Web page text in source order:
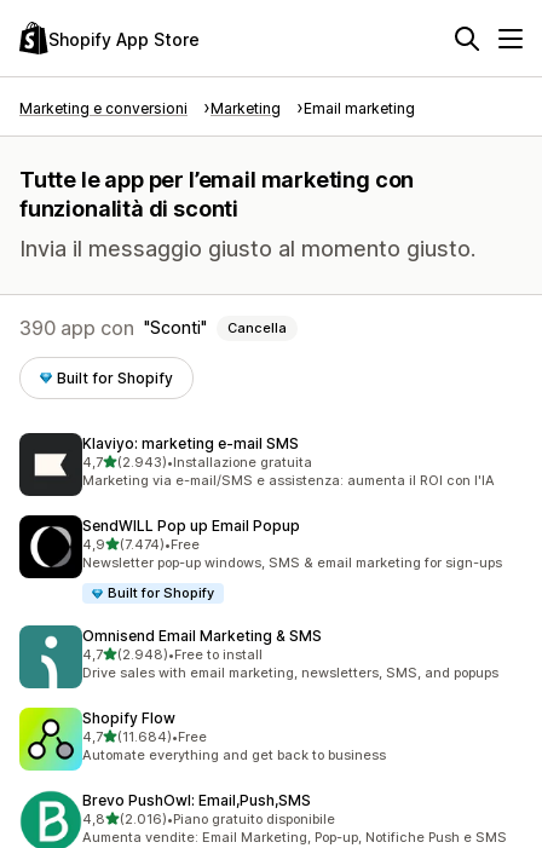
Shopify App Store
Marketing e conversioni Marketing Email marketing
Tutte le app per l’email marketing con
funzionalità di sconti
Invia il messaggio giusto al momento giusto.
390 app con Sconti Cancella
Built for Shopify
Klaviyo: marketing e‑mail SMS
4,7stelle su 5
(2.943)
2943 recensioni totali
•Installazione gratuita
Marketing via e-mail/SMS e assistenza: aumenta il ROI con l'IA
SendWILL Pop up Email Popup
4,9stelle su 5
(7.474)
7474 recensioni totali
•Free
Newsletter pop-up windows, SMS & email marketing for sign-ups
Built for Shopify
Omnisend Email Marketing & SMS
4,7stelle su 5
(2.948)
2948 recensioni totali
•Free to install
Drive sales with email marketing, newsletters, SMS, and popups
Shopify Flow
4,7stelle su 5
(11.684)
11684 recensioni totali
•Free
Automate everything and get back to business
Brevo PushOwl: Email,Push,SMS
4,8stelle su 5
(2.016)
2016 recensioni totali
•Piano gratuito disponibile
Aumenta vendite: Email Marketing, Pop-up, Notifiche Push e SMS